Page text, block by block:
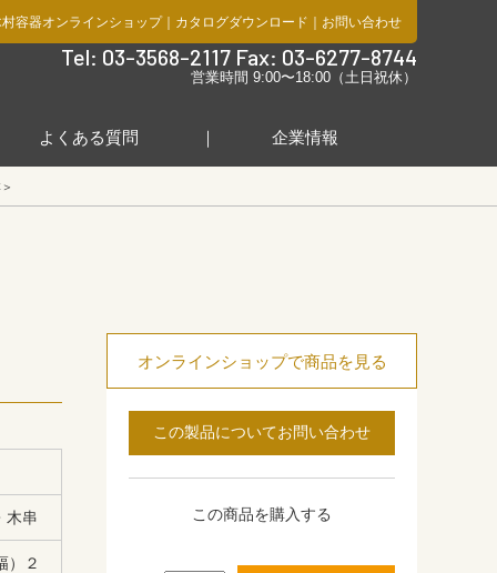
容器オンラインショップ｜ カタログダウンロード ｜ お問い合わせ
Tel: 03-3568-2117 Fax: 03-6277-8744
営業時間 9:00〜18:00（土日祝休）
よくある質問 企業情報
木串
）２
オンラインショップで商品を見る
この製品についてお問い合わせ
この商品を購入する